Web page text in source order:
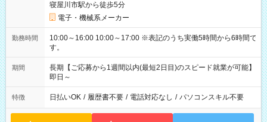
寝屋川市駅から徒歩5分
電子・機械系メーカー
勤務時間
10:00～16:00 10:00～17:00 ※表記のうち実働5時間から6時間で
す。
期間
長期【ご応募から1週間以内(最短2日目)のスピード就業が可能】
即日～
特徴 日払いOK / 履歴書不要 / 電話対応なし / パソコンスキル不要